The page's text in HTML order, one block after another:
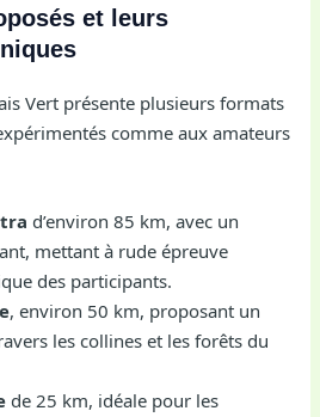
et leurs
Vert présente plusieurs formats
comme aux amateurs
d’environ 85 km, avec un
mettant à rude épreuve
des participants.
, environ 50 km, proposant un
les collines et les forêts du
de 25 km, idéale pour les